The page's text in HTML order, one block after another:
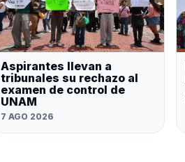
Aspirantes llevan a
tribunales su rechazo al
examen de control de
UNAM
7 AGO 2026